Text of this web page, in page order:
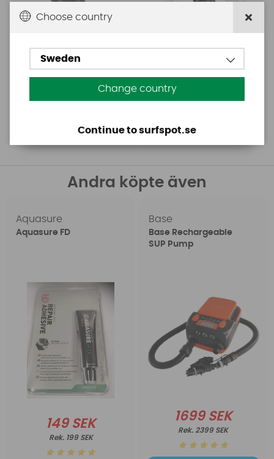
fr. 1638 SEK
Köp!
699 SEK
Andra köpte även
Aquasure
Aquasure FD
149 SEK
199 SEK
Base
Base Rechargeable
SUP Pump
1699 SEK
2399 SEK
Choose country
Sweden
Change country
Continue to surfspot.se